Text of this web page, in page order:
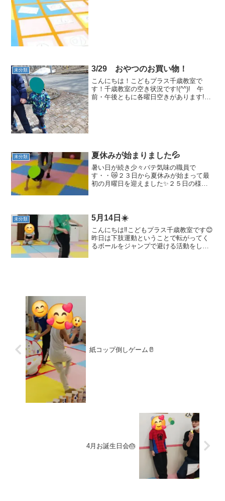
未分類 3/29 おやつのお買い物！
こんにちは！こどもプラス千歳教室で
す！千歳教室の空き状況です!(^^)! 午
前・午後ともに各曜日空きがあります!
未分類 夏休みが始まりました💦
暑い日が続き少々バテ気味の職員で
す・・😿２３日から夏休みが始まって最
初の月曜日を迎えました✨２５日の様子
押し車とケンケン👣👣前を向い...
未分類 5月14日☀️
こんにちは‼こどもプラス千歳教室です😊
昨日は下肢運動ということで転がってく
るボールをジャンプで避ける活動をしま
紙コップ倒しゲーム🥛
4月お誕生日会🎂